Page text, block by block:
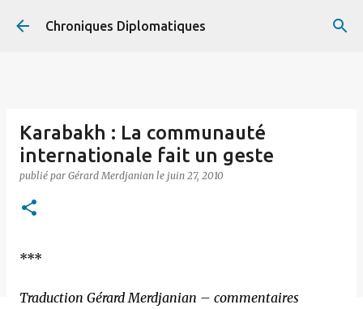
Accéder au contenu principal
Chroniques Diplomatiques
Karabakh : La communauté
internationale fait un geste
publié par Gérard Merdjanian le juin 27, 2010
***
Traduction Gérard Merdjanian – commentaires